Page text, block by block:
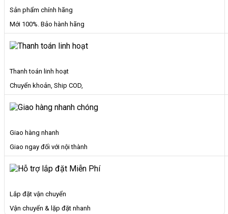
Sản phẩm chính hãng
Mới 100%. Bảo hành hãng
Thanh toán linh hoạt
Chuyển khoản, Ship COD,
Giao hàng nhanh
Giao ngay đối với nội thành
Lắp đặt vận chuyển
Vận chuyển & lặp đặt nhanh